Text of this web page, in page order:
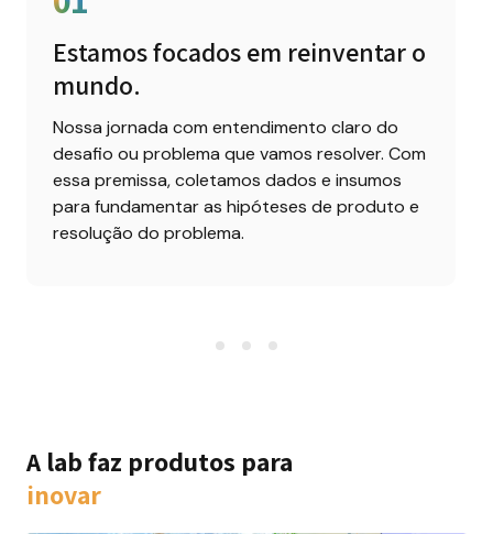
Estamos focados em reinventar o
mundo.
Nossa jornada com entendimento claro do
desafio ou problema que vamos resolver. Com
essa premissa, coletamos dados e insumos
para fundamentar as hipóteses de produto e
resolução do problema.
A lab faz produtos para
inovar